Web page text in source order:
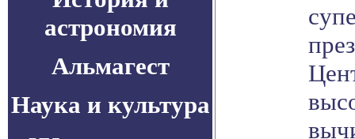
астрономия
Альмагест
Наука и культура